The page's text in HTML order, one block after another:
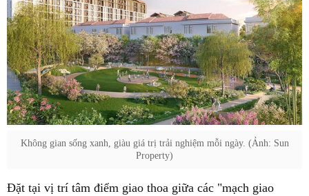
Không gian sống xanh, giàu giá trị trải nghiệm mỗi ngày. (Ảnh: Sun
Property)
Đặt tại vị trí tâm điểm giao thoa giữa các "mạch giao